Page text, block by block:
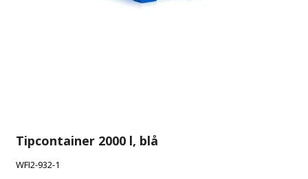
Tipcontainer 2000 l, blå
WFI2-932-1